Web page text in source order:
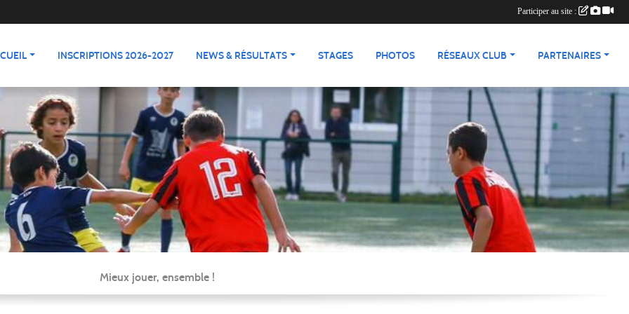
INSCRIPTIONS 2026-2027 NEWS & RÉSULTATS STAGES PHOTOS RÉSEAUX CLUB PARTENAIRES
Mieux jouer, ensemble !
Participer au site :